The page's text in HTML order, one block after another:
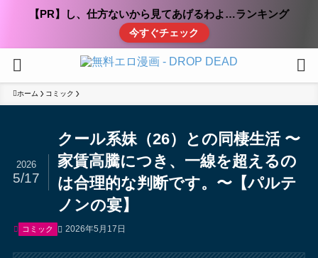
【PR】し、仕方ないから見てあげるわよ…ランキング
今すぐチェック
ホーム コミック
クール系妹（26）との同棲生活 〜
家賃高騰につき、一線を超えるの
は合理的な判断です。〜【パルテ
ノンの宴】
2026
5/17
コミック 2026年5月17日